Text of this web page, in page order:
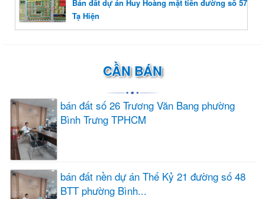
Bán đất dự án Huy Hoàng mặt tiền đường số 57
Tạ Hiện
CẦN BÁN
bán đất số 26 Trương Văn Bang phường
Bình Trưng TPHCM
bán đất nền dự án Thế Kỷ 21 đường số 48
BTT phường Bình...